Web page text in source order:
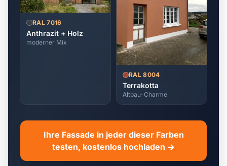
RAL 7016
Anthrazit + Holz
moderner Mix
RAL 8004
Terrakotta
Altbau-Charme
Ihre Fassade in jeder dieser Farben
testen, kostenlos hochladen →